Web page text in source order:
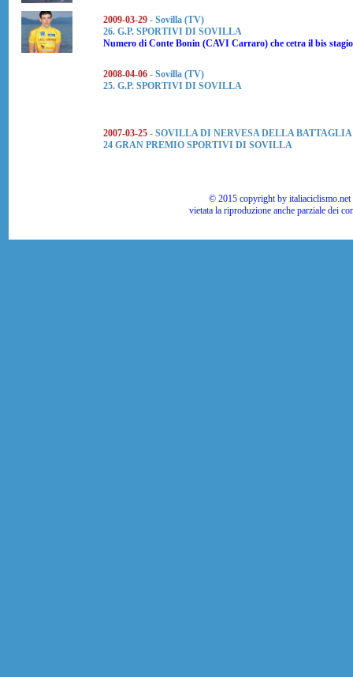
2009-03-29 - Sovilla (TV)
26. G.P. SPORTIVI DI SOVILLA
Numero di Conte Bonin (CAVI Carraro) che cetra il bis
2008-04-06 - Sovilla (TV)
25. G.P. SPORTIVI DI SOVILLA
2007-03-25 - SOVILLA DI NERVESA DELLA
24 GRAN PREMIO SPORTIVI DI SOVILLA
© 2015 copyright by
vietata la riproduzione anche parziale dei